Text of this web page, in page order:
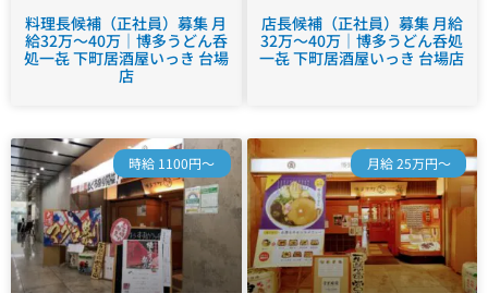
料理長候補（正社員）募集 月
給32万～40万｜博多うどん呑
処一㐂 下町居酒屋いっき 台場
店
店長候補（正社員）募集 月給
32万～40万｜博多うどん呑処
一㐂 下町居酒屋いっき 台場店
時給 1100円～ 月給 25万円～